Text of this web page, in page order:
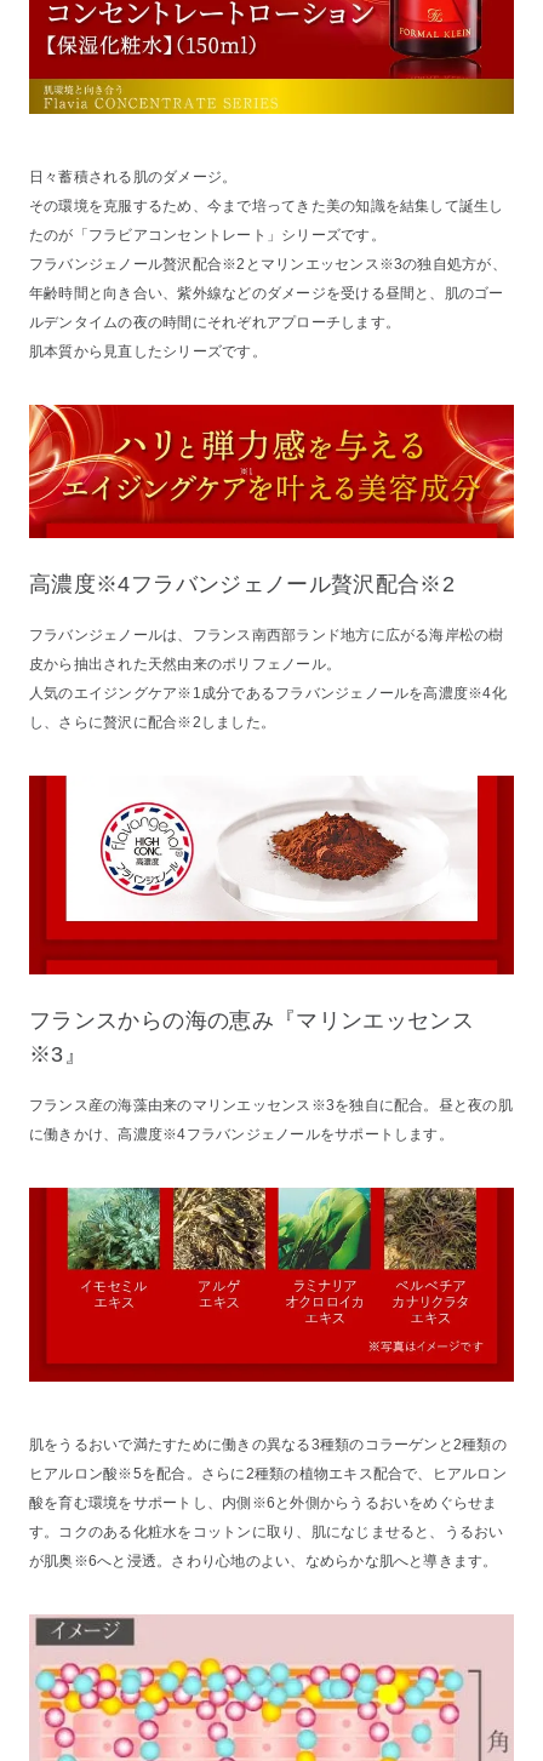
日々蓄積される肌のダメージ。
その環境を克服するため、今まで培ってきた美の知識を結集して誕生し
たのが「フラビアコンセントレート」シリーズです。
フラバンジェノール贅沢配合※2とマリンエッセンス※3の独自処方が、
年齢時間と向き合い、紫外線などのダメージを受ける昼間と、肌のゴー
ルデンタイムの夜の時間にそれぞれアプローチします。
肌本質から見直したシリーズです。
高濃度※4フラバンジェノール贅沢配合※2
フラバンジェノールは、フランス南西部ランド地方に広がる海岸松の樹
皮から抽出された天然由来のポリフェノール。
人気のエイジングケア※1成分であるフラバンジェノールを高濃度※4化
し、さらに贅沢に配合※2しました。
フランスからの海の恵み『マリンエッセンス
※3』
フランス産の海藻由来のマリンエッセンス※3を独自に配合。昼と夜の肌
に働きかけ、高濃度※4フラバンジェノールをサポートします。
肌をうるおいで満たすために働きの異なる3種類のコラーゲンと2種類の
ヒアルロン酸※5を配合。さらに2種類の植物エキス配合で、ヒアルロン
酸を育む環境をサポートし、内側※6と外側からうるおいをめぐらせま
す。コクのある化粧水をコットンに取り、肌になじませると、うるおい
が肌奥※6へと浸透。さわり心地のよい、なめらかな肌へと導きます。